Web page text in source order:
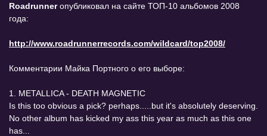
Roadrunnerопубликовал на сайте ТОП-10 альбомов 2008
года:
http://www.roadrunnerrecords.com/wildcard/top2008/
Комментарии Майка Портного о его выборе:
1. METALLICA - DEATH MAGNETIC
Is this too obvious a pick? perhaps.....but it's absolutely deserving.
No other album has kicked my ass this year as much as this one
has...